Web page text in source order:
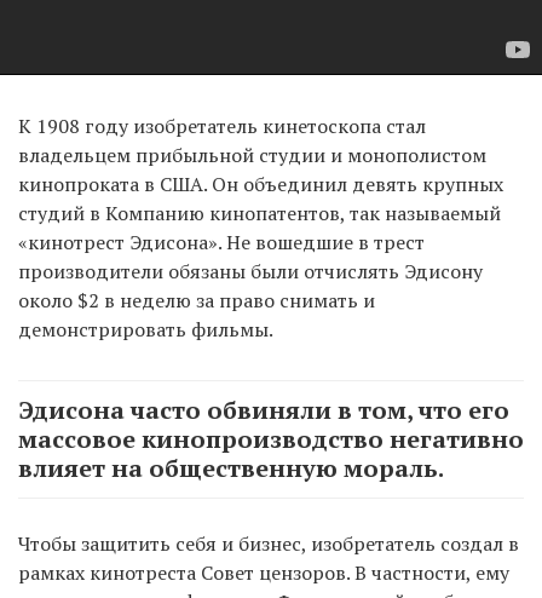
К 1908 году изобретатель кинетоскопа стал
владельцем прибыльной студии и монополистом
кинопроката в США. Он объединил девять крупных
студий в Компанию кинопатентов, так называемый
«кинотрест Эдисона». Не вошедшие в трест
производители обязаны были отчислять Эдисону
около $2 в неделю за право снимать и
демонстрировать фильмы.
Эдисона часто обвиняли в том, что его
массовое кинопроизводство негативно
влияет на общественную мораль.
Чтобы защитить себя и бизнес, изобретатель создал в
рамках кинотреста Совет цензоров. В частности, ему